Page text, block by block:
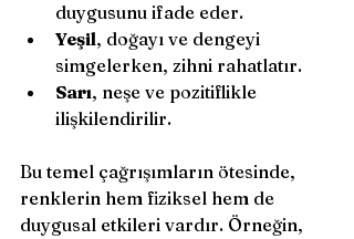
duygusunu ifade eder.
Yeşil, doğayı ve dengeyi
simgelerken, zihni rahatlatır.
Sarı, neşe ve pozitiflikle
ilişkilendirilir.
Bu temel çağrışımların ötesinde,
renklerin hem fiziksel hem de
duygusal etkileri vardır. Örneğin,